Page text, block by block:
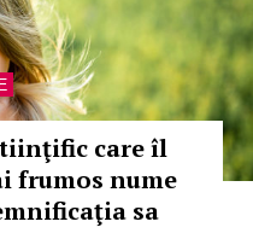
care îl
frumos nume
sa